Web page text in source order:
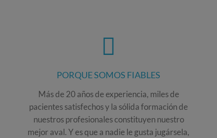
PORQUE SOMOS FIABLES
Más de 20 años de experiencia, miles de
pacientes satisfechos y la sólida formación de
nuestros profesionales constituyen nuestro
mejor aval. Y es que a nadie le gusta jugársela,